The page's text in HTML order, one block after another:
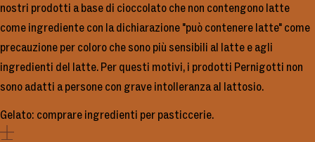
nostri prodotti a base di cioccolato che non contengono latte
come ingrediente con la dichiarazione "può contenere latte" come
precauzione per coloro che sono più sensibili al latte e agli
ingredienti del latte. Per questi motivi, i prodotti Pernigotti non
sono adatti a persone con grave intolleranza al lattosio.
Gelato: comprare ingredienti per pasticcerie.